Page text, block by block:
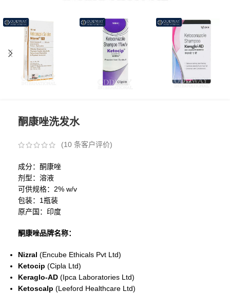
酮康唑洗发水
(10 条客户评价)
成分：酮康唑
剂型：溶液
可供规格：2% w/v
包装：1瓶装
原产国：印度
酮康唑品牌名称：
Nizral (Encube Ethicals Pvt Ltd)
Ketocip (Cipla Ltd)
Keraglo-AD (Ipca Laboratories Ltd)
Ketoscalp (Leeford Healthcare Ltd)